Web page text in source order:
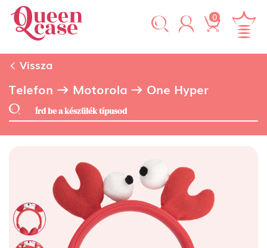
0
Vissza
Telefon Motorola One Hyper